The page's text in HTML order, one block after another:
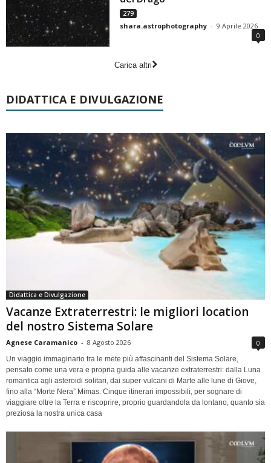
279
shara.astrophotography - 9 Aprile 2026
0
Carica altri
DIDATTICA E DIVULGAZIONE
Didattica e Divulgazione
Vacanze Extraterrestri: le migliori location
del nostro Sistema Solare
Agnese Caramanico - 8 Agosto 2026 0
Un viaggio immaginario tra le mete più affascinanti del Sistema Solare,
pensato come una vera e propria guida alle vacanze extraterrestri: dalla Luna
romantica agli asteroidi solitari, dai super-vulcani di Marte alle lune di Giove,
fino alla “Morte Nera” Mimas. Cinque itinerari impossibili, per sognare di
viaggiare oltre la Terra e riscoprire, proprio guardandola da lontano, quanto sia
preziosa la nostra unica casa